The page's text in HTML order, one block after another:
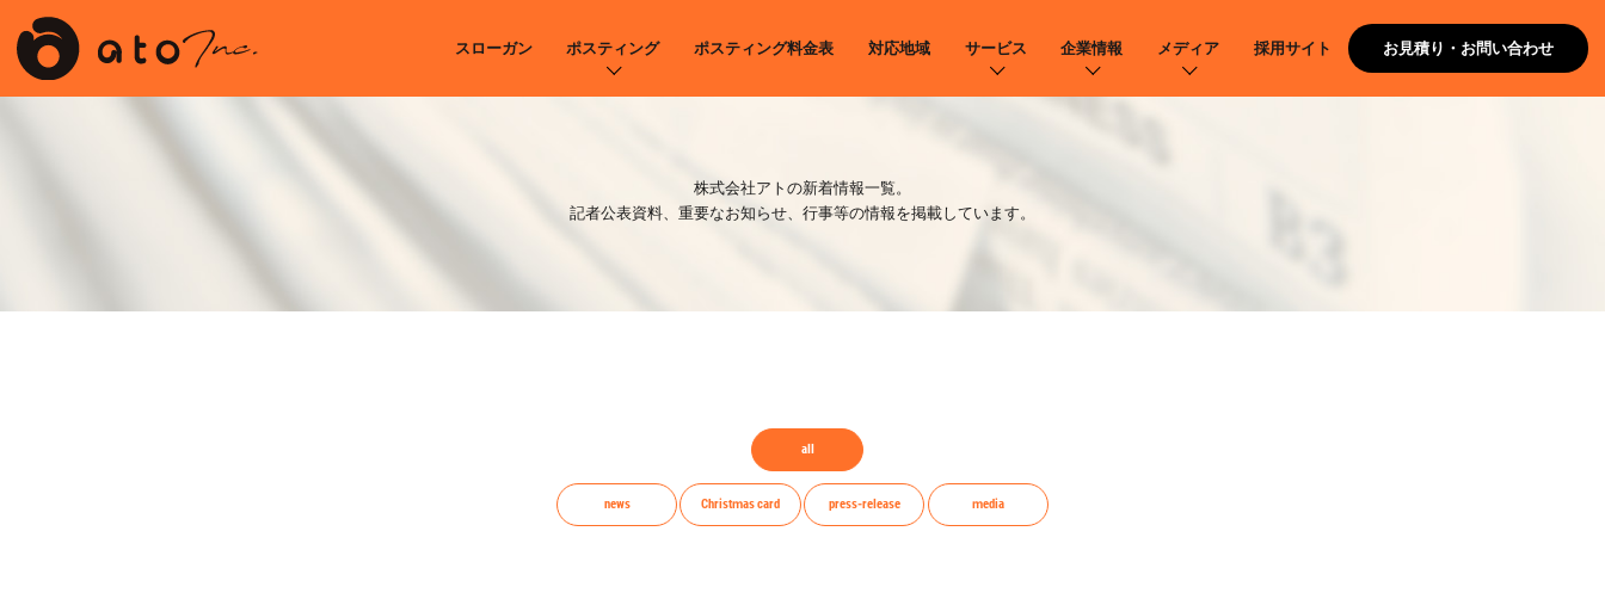
スローガン ポスティング ポスティング料金表 対応地域 サービス 企業情報 メディア 採用サイト お見積り・お問い合わせ
株式会社アトの新着情報一覧。
記者公表資料、重要なお知らせ、行事等の情報を掲載しています。
all
news Christmas card press-release media